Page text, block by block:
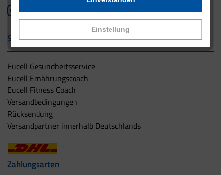
Einstellung
Service & Versand
Eucell Gesundheitsservice
Eucell Ernährungscoach
Eucell Fitness Coach
Versandbedingungen
Rücksendung
Versandpartner innerhalb Deutschlands
Zahlungsarten